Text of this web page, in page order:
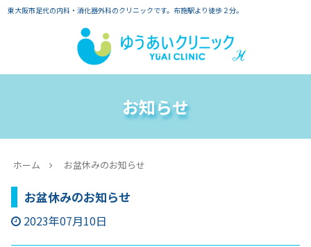
東大阪市足代の内科・消化器外科のクリニックです。布施駅より徒歩２分。
お知らせ
ホーム お盆休みのお知らせ
お盆休みのお知らせ
2023年07月10日